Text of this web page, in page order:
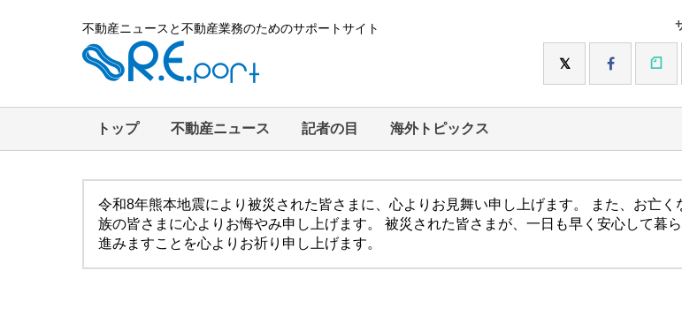
不動産ニュースと不動産業務のためのサポートサイト
トップ 不動産ニュース 記者の目 海外トピックス
令和8年熊本地震により被災された皆さまに、心よりお見舞い申し上げます。 また、お亡
族の皆さまに心よりお悔やみ申し上げます。 被災された皆さまが、一日も早く安心して暮
進みますことを心よりお祈り申し上げます。